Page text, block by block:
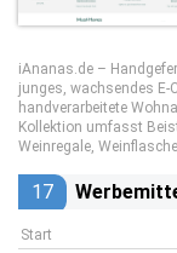
iAnanas.de –
junges, wachsendes E-
handverarbeitete
Kollektion umfasst
Weinregale,
17
Start